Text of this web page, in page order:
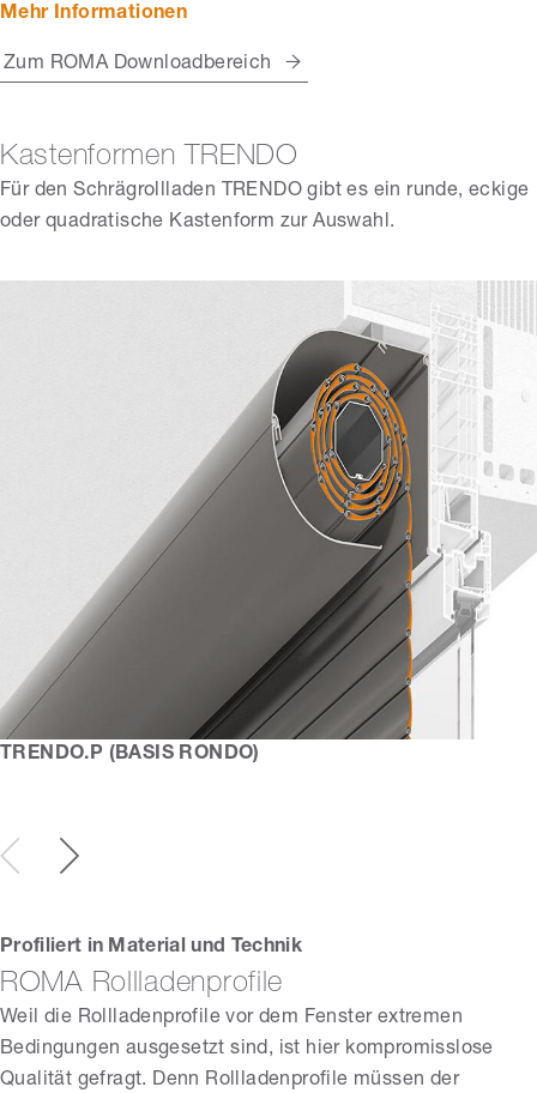
Mehr Informationen
Zum ROMA Downloadbereich
Kastenformen TRENDO
Für den Schrägrollladen TRENDO gibt es ein runde, eckige
oder quadratische Kastenform zur Auswahl.
TRENDO.P (BASIS RONDO)
Profiliert in Material und Technik
ROMA Rollladenprofile
Weil die Rollladenprofile vor dem Fenster extremen
Bedingungen ausgesetzt sind, ist hier kompromisslose
Qualität gefragt. Denn Rollladenprofile müssen der